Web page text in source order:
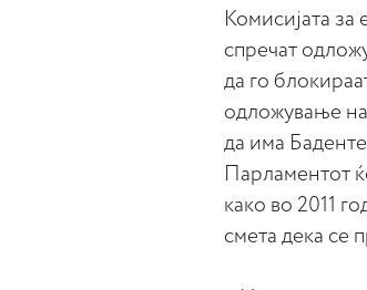
Комисијата
спречат
да го
одложување на
да има
Парламентот
како во 2011
смета дека се